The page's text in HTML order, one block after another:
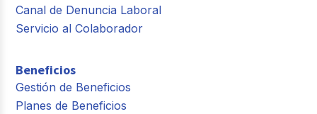
Canal de Denuncia Laboral
Servicio al Colaborador
Beneficios
Gestión de Beneficios
Planes de Beneficios